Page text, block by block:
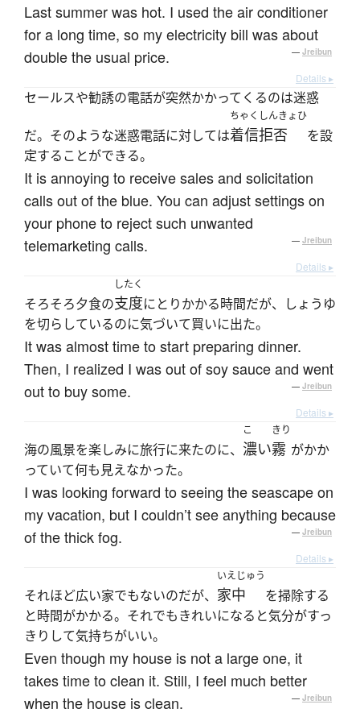
Last summer was hot. I used the air conditioner
for a long time, so my electricity bill was about
double the usual price.
— Jreibun
Details ▸
セールスや勧誘の電話が突然かかってくるのは迷惑
だ。そのような迷惑電話に対しては
ちゃくしんきょひ
着信拒否
を設
定することができる。
It is annoying to receive sales and solicitation
calls out of the blue. You can adjust settings on
your phone to reject such unwanted
telemarketing calls.
— Jreibun
Details ▸
そろそろ夕食の
したく
支度にとりかかる時間だが、しょうゆ
を切らしているのに気づいて買いに出た。
It was almost time to start preparing dinner.
Then, I realized I was out of soy sauce and went
out to buy some.
— Jreibun
Details ▸
海の風景を楽しみに旅行に来たのに、
こ
濃い
きり
霧 がかか
っていて何も見えなかった。
I was looking forward to seeing the seascape on
my vacation, but I couldn’t see anything because
of the thick fog.
— Jreibun
Details ▸
それほど広い家でもないのだが、
いえじゅう
家中
を掃除する
と時間がかかる。それでもきれいになると気分がすっ
きりして気持ちがいい。
Even though my house is not a large one, it
takes time to clean it. Still, I feel much better
when the house is clean.
— Jreibun